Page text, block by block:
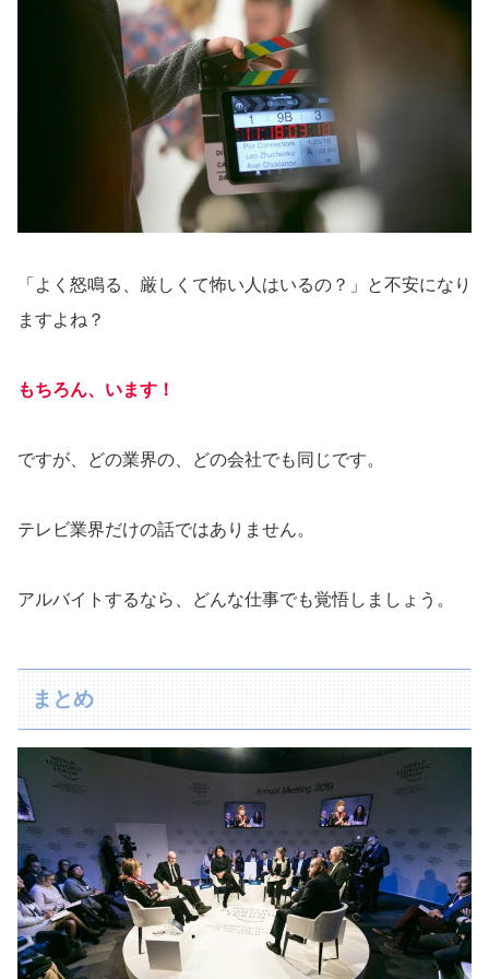
「よく怒鳴る、厳しくて怖い人はいるの？」と不安になり
ますよね？
もちろん、います！
ですが、どの業界の、どの会社でも同じです。
テレビ業界だけの話ではありません。
アルバイトするなら、どんな仕事でも覚悟しましょう。
まとめ